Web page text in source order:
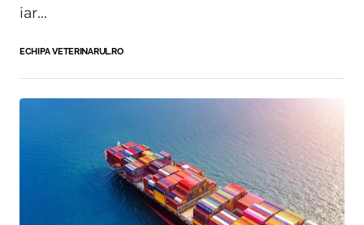
iar...
ECHIPA VETERINARUL.RO